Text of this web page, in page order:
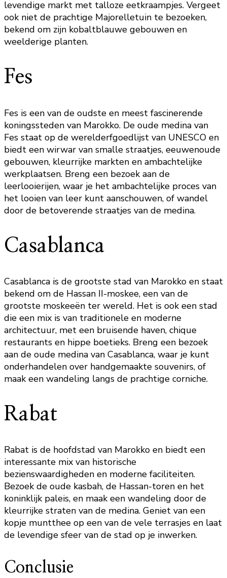
levendige markt met talloze eetkraampjes. Vergeet
ook niet de prachtige Majorelletuin te bezoeken,
bekend om zijn kobaltblauwe gebouwen en
weelderige planten.
Fes
Fes is een van de oudste en meest fascinerende
koningssteden van Marokko. De oude medina van
Fes staat op de werelderfgoedlijst van UNESCO en
biedt een wirwar van smalle straatjes, eeuwenoude
gebouwen, kleurrijke markten en ambachtelijke
werkplaatsen. Breng een bezoek aan de
leerlooierijen, waar je het ambachtelijke proces van
het looien van leer kunt aanschouwen, of wandel
door de betoverende straatjes van de medina.
Casablanca
Casablanca is de grootste stad van Marokko en staat
bekend om de Hassan II-moskee, een van de
grootste moskeeën ter wereld. Het is ook een stad
die een mix is van traditionele en moderne
architectuur, met een bruisende haven, chique
restaurants en hippe boetieks. Breng een bezoek
aan de oude medina van Casablanca, waar je kunt
onderhandelen over handgemaakte souvenirs, of
maak een wandeling langs de prachtige corniche.
Rabat
Rabat is de hoofdstad van Marokko en biedt een
interessante mix van historische
bezienswaardigheden en moderne faciliteiten.
Bezoek de oude kasbah, de Hassan-toren en het
koninklijk paleis, en maak een wandeling door de
kleurrijke straten van de medina. Geniet van een
kopje muntthee op een van de vele terrasjes en laat
de levendige sfeer van de stad op je inwerken.
Conclusie